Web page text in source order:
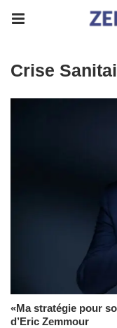
Crise
«Ma stratégie pour
d’Eric Zemmour